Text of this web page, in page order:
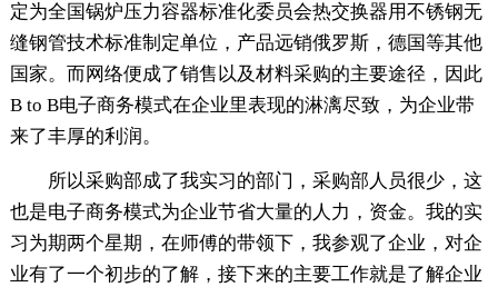
定为全国锅炉压力容器标准化委员会热交换器用不锈钢无
缝钢管技术标准制定单位，产品远销俄罗斯，德国等其他
国家。而网络便成了销售以及材料采购的主要途径，因此
B to B电子商务模式在企业里表现的淋漓尽致，为企业带
来了丰厚的利润。
所以采购部成了我实习的部门，采购部人员很少，这
也是电子商务模式为企业节省大量的人力，资金。我的实
习为期两个星期，在师傅的带领下，我参观了企业，对企
业有了一个初步的了解，接下来的主要工作就是了解企业